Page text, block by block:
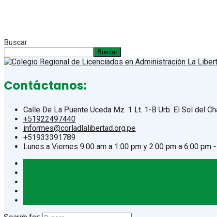
Buscar
Buscar
Contáctanos:
Calle De La Puente Uceda Mz. 1 Lt. 1-B Urb. El Sol del
+51922497440
informes@corladlalibertad.org.pe
+51933391789
Lunes a Viernes 9:00 am a 1:00 pm y 2:00 pm a 6:00 pm